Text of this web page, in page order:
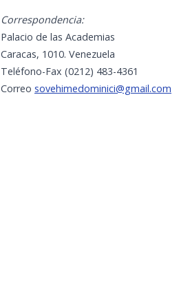
Correspondencia:
Palacio de las Academias
Caracas, 1010. Venezuela
Teléfono-Fax (0212) 483-4361
Correo sovehimedominici@gmail.com